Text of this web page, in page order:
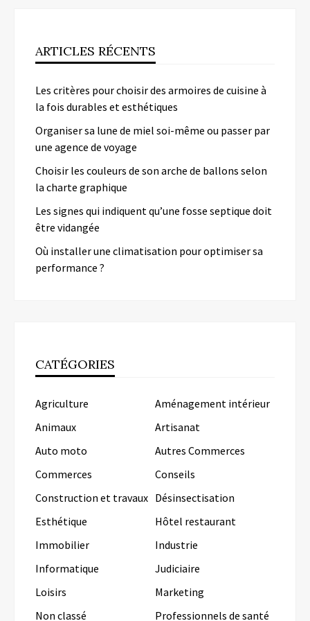
ARTICLES RÉCENTS
Les critères pour choisir des armoires de cuisine à
la fois durables et esthétiques
Organiser sa lune de miel soi-même ou passer par
une agence de voyage
Choisir les couleurs de son arche de ballons selon
la charte graphique
Les signes qui indiquent qu’une fosse septique doit
être vidangée
Où installer une climatisation pour optimiser sa
performance ?
CATÉGORIES
Agriculture
Aménagement intérieur
Animaux
Artisanat
Auto moto
Autres Commerces
Commerces
Conseils
Construction et travaux Désinsectisation
Esthétique
Hôtel restaurant
Immobilier
Industrie
Informatique
Judiciaire
Loisirs
Marketing
Non classé
Professionnels de santé